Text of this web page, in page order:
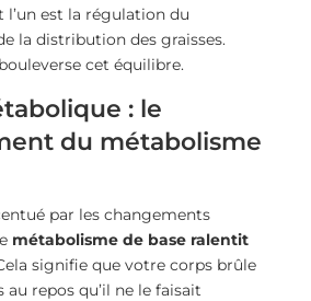
l’un est la régulation du
la distribution des graisses.
cet équilibre.
: le
du métabolisme
par les changements
métabolisme de base ralentit
signifie que votre corps brûle
repos qu’il ne le faisait